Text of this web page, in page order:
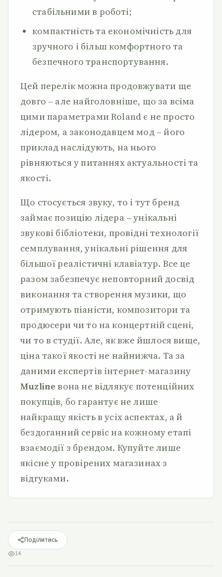
стабільними в роботі;
компактність та економічність для
зручного і більш комфортного та
безпечного транспортування.
Цей перелік можна продовжувати ще
довго – але найголовніше, що за всіма
цими параметрами Roland є не просто
лідером, а законодавцем мод – його
приклад наслідують, на нього
рівняються у питаннях актуальності та
якості.
Що стосується звуку, то і тут бренд
займає позицію лідера – унікальні
звукові бібліотеки, провідні технології
семплування, унікальні рішення для
більшої реалістичні клавіатур. Все це
разом забезпечує неповторний досвід
виконання та створення музики, що
отримують піаністи, композитори та
продюсери чи то на концертній сцені,
чи то в студії. Але, як вже йшлося вище,
ціна такої якості не найнижча. Та за
даними експертів інтернет-магазину
Muzline вона не відлякує потенційних
покупців, бо гарантує не лише
найкращу якість в усіх аспектах, а й
бездоганний сервіс на кожному етапі
взаємодії з брендом. Купуйте лише
якісне у провірених магазинах з
відгуками.
Поділитись
14